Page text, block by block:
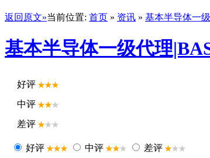
返回原文»当前位置: 首页 » 资讯 » 基本半导体一
基本半导体一级代理
好评
中评
差评
好评 中评 差评